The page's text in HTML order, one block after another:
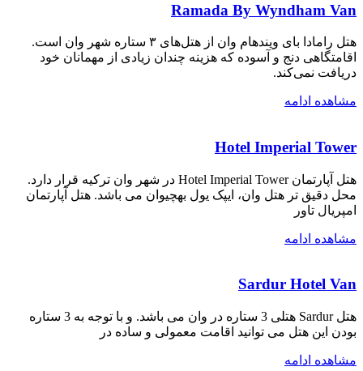
Ramada By Wyndham Van
هتل رامادا بای ویندهام وان از هتل‌های ۳ ستاره شهر وان است.
اقامتگاهی دنج و آسوده که هزینه چندان زیادی از مهمانان خود
دریافت نمی‌کند.
مشاهده ادامه
Hotel Imperial Tower
هتل آپارتمان Hotel Imperial Tower در شهر وان ترکیه قرار دارد.
محل دقیق تر هتل وان، ایپک یول بهچیوان می باشد. هتل آپارتمان
امپریال تاور
مشاهده ادامه
Sardur Hotel Van
هتل Sardur هتلی 3 ستاره در وان می باشد. و با توجه به 3 ستاره
بودن این هتل می توانید اقامت معمولی و ساده در
مشاهده ادامه